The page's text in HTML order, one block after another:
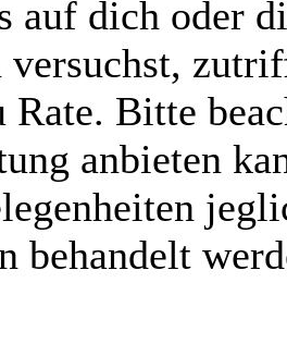
auf dich oder
versuchst,
Rate. Bitte
anbieten
behandelt